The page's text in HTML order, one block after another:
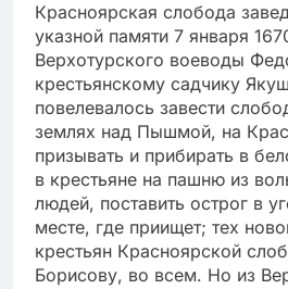
Красноярская слобода
указной памяти 7 января
Верхотурского воеводы
крестьянскому садчику
повелевалось завести
землях над Пышмой, на
призывать и прибирать в
в крестьяне на пашню из
людей, поставить острог в
месте, где приищет; тех
крестьян Красноярской
Борисову, во всем. Но из